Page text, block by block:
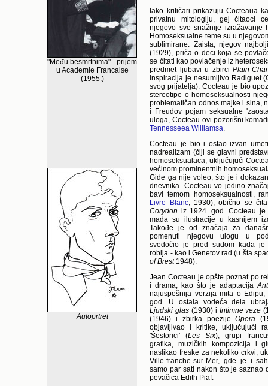
"Među besmrtnima" - prijem
u Academie Francaise
(1955.)
Autoprtret
Iako kritičari prikazuju Cocteaua
privatnu mitologiju, gej čitaoci
njegovo sve snažnije izražavanje
Homoseksualne teme su u
sublimirane. Zaista, njegov
(1929), priča o deci koja se
se čitati kao povlačenje iz
predmet ljubavi u zbirciPlain-
inspiracija je nesumljivo Radiguet
svog prijatelja). Cocteau je bio
stereotipe o homoseksualnosti
problematičan odnos majke i sina,
i Freudov pojam seksualne
uloga, Cocteau-ovi pozorišni
Tennesseea Williamsa.
Cocteau je bio i ostao izvan
nadrealizam (čiji se glavni
homoseksualaca, uključujući
većinom prominentnih
Gide ga nije voleo, što je i
dnevnika. Cocteau-vo jedino
bavi temom homoseksualnosti,
Livre Blanc, 1930), obično se
Corydon iz 1924. god. Cocteau
mada su ilustracije u kasnijem
Takođe je od značaja za
pomenuti njegovu ulogu u
svedočio je pred sudom kada je
robija - kao i Genetov rad (u šta
of Brest1948).
Jean Cocteau je opšte poznat po
i drama, kao što je adaptacija
najuspešnija verzija mita o Edipu,
god. U ostala vodeća dela
Ljudski glas (1930) i Intimne veze
(1946) i zbirka poezijeOpera
objavljivao i kritike, uključujući
'Šestorici' (Les Six), grupi
grafika, muzičkih kompozicija i
naslikao freske za nekoliko crkvi,
Ville-franche-sur-Mer, gde je i
samo par sati nakon što je saznao
pevačica Edith Piaf.